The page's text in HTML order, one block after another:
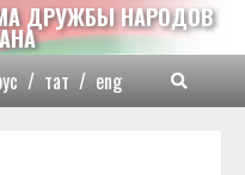
ДРУЖБЫ НАРОДОВ
/ тат / eng